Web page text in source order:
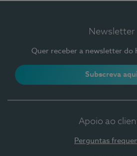
Newsletter
Quer receber a newsletter do
Subscreva aqui
Apoio ao
Perguntas